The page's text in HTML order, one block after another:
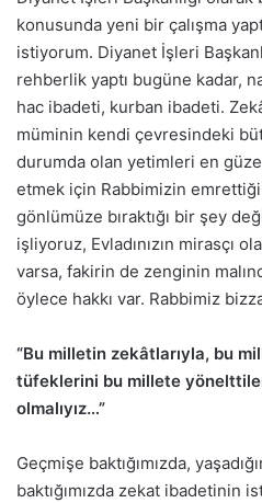
konusunda yeni bir çalışma
istiyorum. Diyanet İşleri
rehberlik yaptı bugüne kadar,
hac ibadeti, kurban ibadeti.
müminin kendi çevresindeki
durumda olan yetimleri en
etmek için Rabbimizin
gönlümüze bıraktığı bir şey
işliyoruz, Evladınızın mirasçı
varsa, fakirin de zenginin
öylece hakkı var. Rabbimiz
“Bu milletin zekâtlarıyla, bu
tüfeklerini bu millete
olmalıyız…”
Geçmişe baktığımızda,
baktığımızda zekat ibadetinin